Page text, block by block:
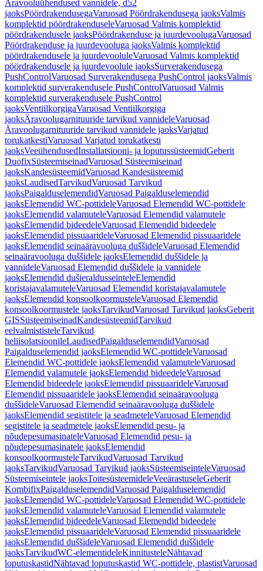
Äravooluühendused vannidele, d52
jaoksPöördrakendusegaVaruosad Pöördrakendusega jaoksValmis
komplektid pöördrakenduseleVaruosad Valmis komplektid
pöördrakendusele jaoksPöördrakenduse ja juurdevoolugaVaruosad
Pöördrakenduse ja juurdevooluga jaoksValmis komplektid
pöördrakendusele ja juurdevooluleVaruosad Valmis komplektid
pöördrakendusele ja juurdevoolule jaoksSurverakendusega
PushControlVaruosad Surverakendusega PushControl jaoksValmis
komplektid surverakendusele PushControlVaruosad Valmis
komplektid surverakendusele PushControl
jaoksVentiilkorgigaVaruosad Ventiilkorgiga
jaoksÄravoolugarnituuride tarvikud vannideleVaruosad
Äravoolugarnituuride tarvikud vannidele jaoksVarjatud
torukatkestiVaruosad Varjatud torukatkesti
jaoksVeeühendusedInstallatsiooni- ja loputussüsteemidGeberit
DuofixSüsteemiseinadVaruosad Süsteemiseinad
jaoksKandesüsteemidVaruosad Kandesüsteemid
jaoksLaudisedTarvikudVaruosad Tarvikud
jaoksPaigalduselemendidVaruosad Paigalduselemendid
jaoksElemendid WC-pottideleVaruosad Elemendid WC-pottidele
jaoksElemendid valamuteleVaruosad Elemendid valamutele
jaoksElemendid bideedeleVaruosad Elemendid bideedele
jaoksElemendid pissuaarideleVaruosad Elemendid pissuaaridele
jaoksElemendid seinaäravooluga duššideleVaruosad Elemendid
seinaäravooluga duššidele jaoksElemendid duššidele ja
vannideleVaruosad Elemendid duššidele ja vannidele
jaoksElemendid dušieraldusseinteleElemendid
koristajavalamuteleVaruosad Elemendid koristajavalamutele
jaoksElemendid konsoolkoormusteleVaruosad Elemendid
konsoolkoormustele jaoksTarvikudVaruosad Tarvikud jaoksGeberit
GISSüsteemiseinadKandesüsteemidTarvikud
eelvalmististeleTarvikud
heliisolatsioonileLaudisedPaigalduselemendidVaruosad
Paigalduselemendid jaoksElemendid WC-pottideleVaruosad
Elemendid WC-pottidele jaoksElemendid valamuteleVaruosad
Elemendid valamutele jaoksElemendid bideedeleVaruosad
Elemendid bideedele jaoksElemendid pissuaarideleVaruosad
Elemendid pissuaaridele jaoksElemendid seinaäravooluga
duššideleVaruosad Elemendid seinaäravooluga duššidele
jaoksElemendid segistitele ja seadmeteleVaruosad Elemendid
segistitele ja seadmetele jaoksElemendid pesu- ja
nõudepesumasinateleVaruosad Elemendid pesu- ja
nõudepesumasinatele jaoksElemendid
konsoolkoormusteleTarvikudVaruosad Tarvikud
jaoksTarvikudVaruosad Tarvikud jaoksSüsteemiseinteleVaruosad
Süsteemiseintele jaoksToitesüsteemideleVeeärastuseleGeberit
KombifixPaigalduselemendidVaruosad Paigalduselemendid
jaoksElemendid WC-pottideleVaruosad Elemendid WC-pottidele
jaoksElemendid valamuteleVaruosad Elemendid valamutele
jaoksElemendid bideedeleVaruosad Elemendid bideedele
jaoksElemendid pissuaarideleVaruosad Elemendid pissuaaridele
jaoksElemendid duššideleVaruosad Elemendid duššidele
jaoksTarvikudWC-elementideleKinnitusteleNähtavad
loputuskastidNähtavad loputuskastid WC-pottidele, plastistVaruosad